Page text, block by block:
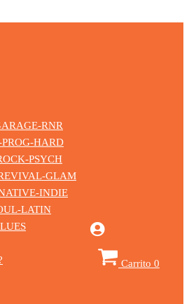
RNR
PROG-HARD
PSYCH
GLAM
INDIE
LATIN
Carrito 0